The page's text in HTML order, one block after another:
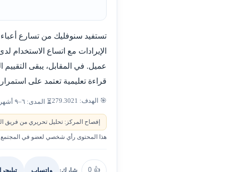
تستفيد سنوفليك من تسارع أعباء
الإيرادات مع اتساع الاستخدام
عميل. في المقابل، يبقى
قراءة تعليمية تعتمد على
🎯 الهدف: 279.3021 ⏳ المدى: ٦–٩ أشهر
إفصاح المركز: تحليل تحريري من فريق
هذا المحتوى رأي شخصي لعضو في المجتمع
👍
0 شارك: واتساب